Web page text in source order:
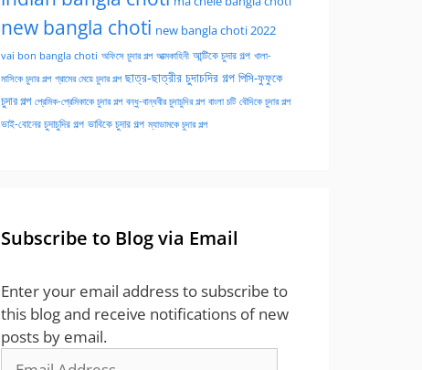
new bangla choti new bangla choti 2022
vai bon bangla choti অফিসে চুদার গল্প আত্মকাহিনী আন্টিকে চুদার গল্প খালা-
মাসিকে চুদার গল্প গ্রামের মেয়ে চুদার গল্প ছাত্র-ছাত্রীর চুদাচদির গল্প পিসি-ফুফুকে
চুদার গল্প প্রেমিক-প্রেমিকাকে চুদার গল্প বন্ধু-বান্ধবীর চুদাচুদির গল্প বাংলা চটি বৌদিকে চুদার গল্প
ভাই-বোনের চুদাচুদির গল্প ভাবিকে চুদার গল্প ম্যাডামকে চুদার গল্প
Subscribe to Blog via Email
Enter your email address to subscribe to
this blog and receive notifications of new
posts by email.